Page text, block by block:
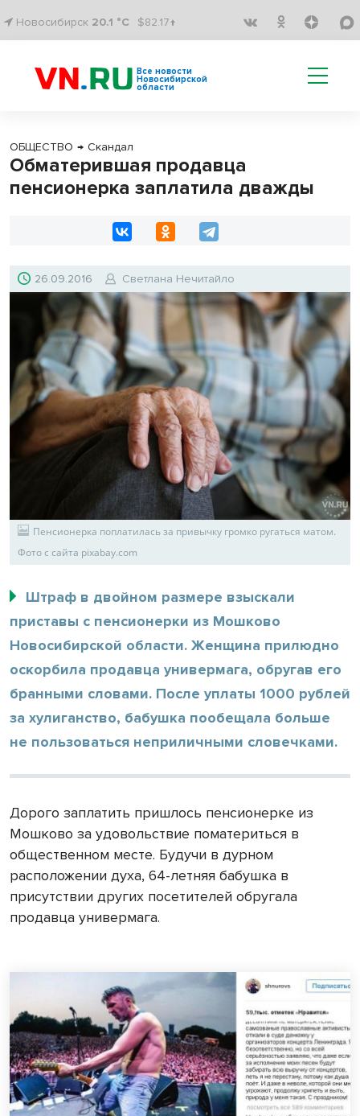
Новосибирск 20.1 °C $82.17↑
Все новости
Новосибирской
области
ОБЩЕСТВО → Скандал
Обматерившая продавца
пенсионерка заплатила дважды
26.09.2016 Светлана Нечитайло
Пенсионерка поплатилась за привычку громко ругаться матом.
Фото с сайта pixabay.com
Штраф в двойном размере взыскали
приставы с пенсионерки из Мошково
Новосибирской области. Женщина прилюдно
оскорбила продавца универмага, обругав его
бранными словами. После уплаты 1000 рублей
за хулиганство, бабушка пообещала больше
не пользоваться неприличными словечками.
Дорого заплатить пришлось пенсионерке из
Мошково за удовольствие поматериться в
общественном месте. Будучи в дурном
расположении духа, 64-летняя бабушка в
присутствии других посетителей обругала
продавца универмага.